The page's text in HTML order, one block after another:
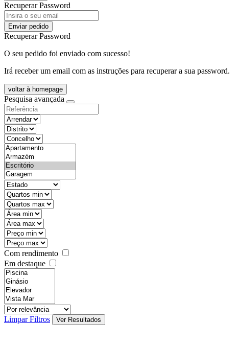
Recuperar Password
Enviar pedido
Recuperar Password
O seu pedido foi enviado com sucesso!
Irá receber um email com as instruções para recuperar a sua password.
voltar à homepage
Pesquisa avançada
objective
districtId
countyId
types
state
mintypo
maxtypo
minarea
maxarea
minprice
maxprice
Com rendimento
Em destaque
features
realestateOrder
Limpar Filtros
Ver Resultados